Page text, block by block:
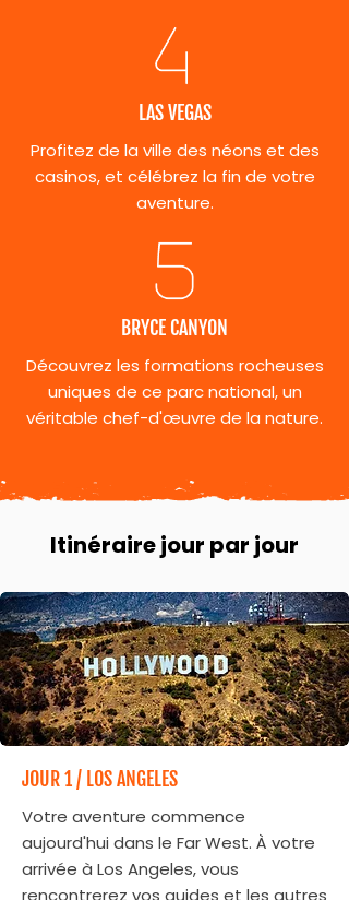
LAS VEGAS
Profitez de la ville des néons et des
casinos, et célébrez la fin de votre
aventure.
BRYCE CANYON
Découvrez les formations rocheuses
uniques de ce parc national, un
véritable chef-d'œuvre de la nature.
Itinéraire jour par jour
JOUR 1 / LOS ANGELES
Votre aventure commence
aujourd'hui dans le Far West. À votre
arrivée à Los Angeles, vous
rencontrerez vos guides et les autres